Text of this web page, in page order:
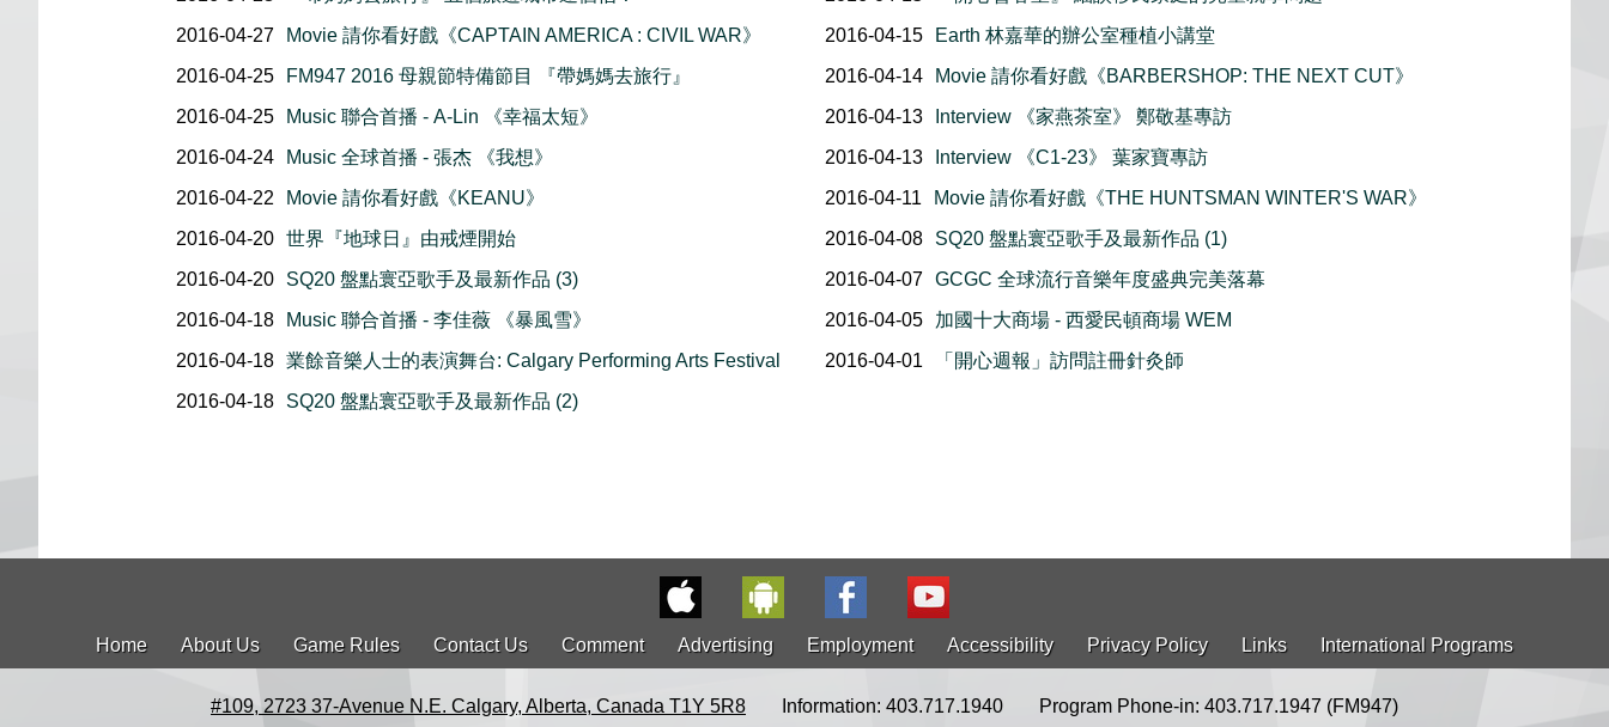
2016-04-27
Movie 請你看好戲《CAPTAIN AMERICA : CIVIL WAR》
2016-04-25
FM947 2016 母親節特備節目 『帶媽媽去旅行』
2016-04-25
Music 聯合首播 - A-Lin 《幸福太短》
2016-04-24
Music 全球首播 - 張杰 《我想》
2016-04-22
Movie 請你看好戲《KEANU》
2016-04-20 世界『地球日』由戒煙開始
2016-04-20
SQ20 盤點寰亞歌手及最新作品 (3)
2016-04-18
Music 聯合首播 - 李佳薇 《暴風雪》
2016-04-18 業餘音樂人士的表演舞台: Calgary Performing Arts Festival
2016-04-18
SQ20 盤點寰亞歌手及最新作品 (2)
2016-04-15
Earth 林嘉華的辦公室種植小講堂
2016-04-14
Movie 請你看好戲《BARBERSHOP: THE NEXT CUT》
2016-04-13
Interview 《家燕茶室》 鄭敬基專訪
2016-04-13
Interview 《C1-23》 葉家寶專訪
2016-04-11
Movie 請你看好戲《THE HUNTSMAN WINTER'S WAR》
2016-04-08
SQ20 盤點寰亞歌手及最新作品 (1)
2016-04-07
GCGC 全球流行音樂年度盛典完美落幕
2016-04-05
加國十大商場 - 西愛民頓商場 WEM
2016-04-01
「開心週報」訪問註冊針灸師
Home About Us Game Rules Contact Us Comment Advertising Employment Accessibility Privacy Policy Links International Programs
#109, 2723 37-Avenue N.E. Calgary, Alberta, Canada T1Y 5R8 Information: 403.717.1940 Program Phone-in: 403.717.1947 (FM947)